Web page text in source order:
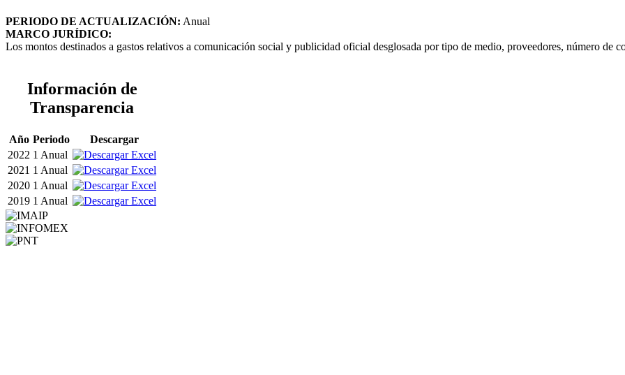
PERIODO DE ACTUALIZACIÓN: Anual
MARCO JURÍDICO:
Los montos destinados a gastos relativos a comunicación social y publicidad oficial desglosada por tipo de medio, proveedores, número de
Información de
Transparencia
Año Periodo
Descargar
2022 1 Anual
2021 1 Anual
2020 1 Anual
2019 1 Anual